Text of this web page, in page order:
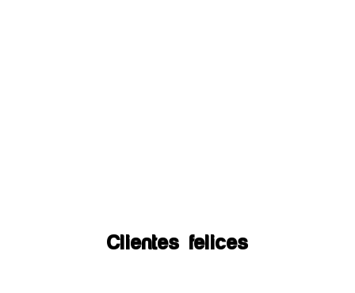
Clientes felices